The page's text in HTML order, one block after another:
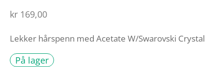
kr 169,00
Lekker hårspenn med Acetate W/Swarovski Crystal
På lager